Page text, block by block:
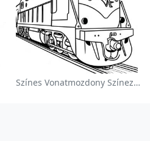
Színes Vonatmozdony Színezőlap